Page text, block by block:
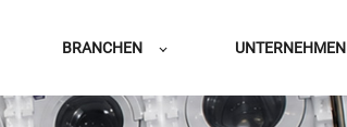
BRANCHEN UNTERNEHMEN